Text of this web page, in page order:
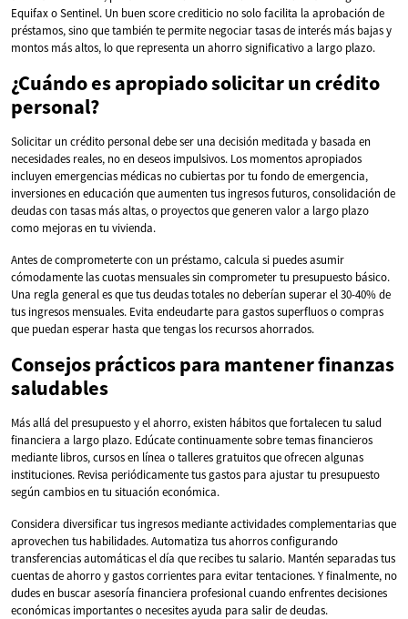
Equifax o Sentinel. Un buen score crediticio no solo facilita la aprobación de
préstamos, sino que también te permite negociar tasas de interés más bajas y
montos más altos, lo que representa un ahorro significativo a largo plazo.
¿Cuándo es apropiado solicitar un crédito
personal?
Solicitar un crédito personal debe ser una decisión meditada y basada en
necesidades reales, no en deseos impulsivos. Los momentos apropiados
incluyen emergencias médicas no cubiertas por tu fondo de emergencia,
inversiones en educación que aumenten tus ingresos futuros, consolidación de
deudas con tasas más altas, o proyectos que generen valor a largo plazo
como mejoras en tu vivienda.
Antes de comprometerte con un préstamo, calcula si puedes asumir
cómodamente las cuotas mensuales sin comprometer tu presupuesto básico.
Una regla general es que tus deudas totales no deberían superar el 30-40% de
tus ingresos mensuales. Evita endeudarte para gastos superfluos o compras
que puedan esperar hasta que tengas los recursos ahorrados.
Consejos prácticos para mantener finanzas
saludables
Más allá del presupuesto y el ahorro, existen hábitos que fortalecen tu salud
financiera a largo plazo. Edúcate continuamente sobre temas financieros
mediante libros, cursos en línea o talleres gratuitos que ofrecen algunas
instituciones. Revisa periódicamente tus gastos para ajustar tu presupuesto
según cambios en tu situación económica.
Considera diversificar tus ingresos mediante actividades complementarias que
aprovechen tus habilidades. Automatiza tus ahorros configurando
transferencias automáticas el día que recibes tu salario. Mantén separadas tus
cuentas de ahorro y gastos corrientes para evitar tentaciones. Y finalmente, no
dudes en buscar asesoría financiera profesional cuando enfrentes decisiones
económicas importantes o necesites ayuda para salir de deudas.